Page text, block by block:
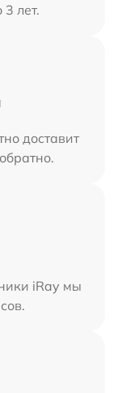
лет.
доставит
iRay мы